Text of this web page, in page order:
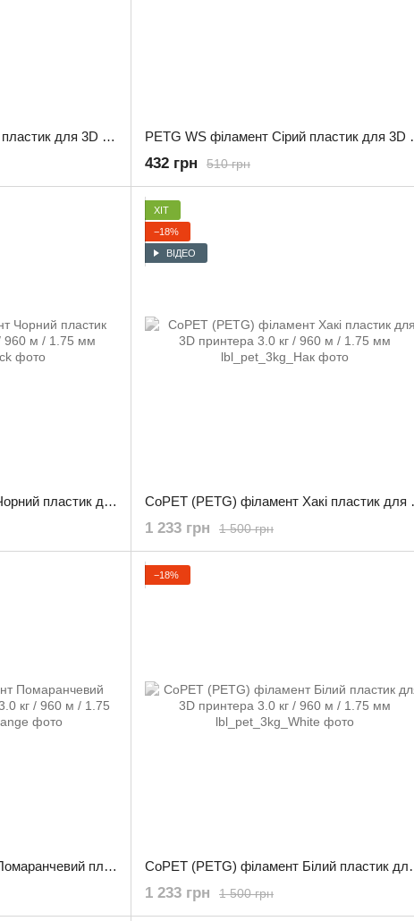
PETG філамент WS Сірий пластик для 3D принтера 3.0 кг / 960 м / 1.75 мм PETG WS
510 грн
432 грн
CoPET (PETG) філамент Чорний пластик для 3D принтера 3.0 кг / 960 м / 1.75 мм
ХІТ
−18%
ВІДЕО
CoPET
1 500 грн
1 233 грн
CoPET (PETG) філамент Помаранчевий пластик для 3D принтера 3.0 кг / 960 м / 1.75 мм
−18%
CoPET (PETG)
1 500 грн
1 233 грн